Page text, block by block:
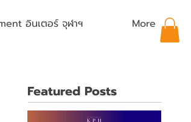
อินเตอร์ จุฬาฯ More
Featured Posts